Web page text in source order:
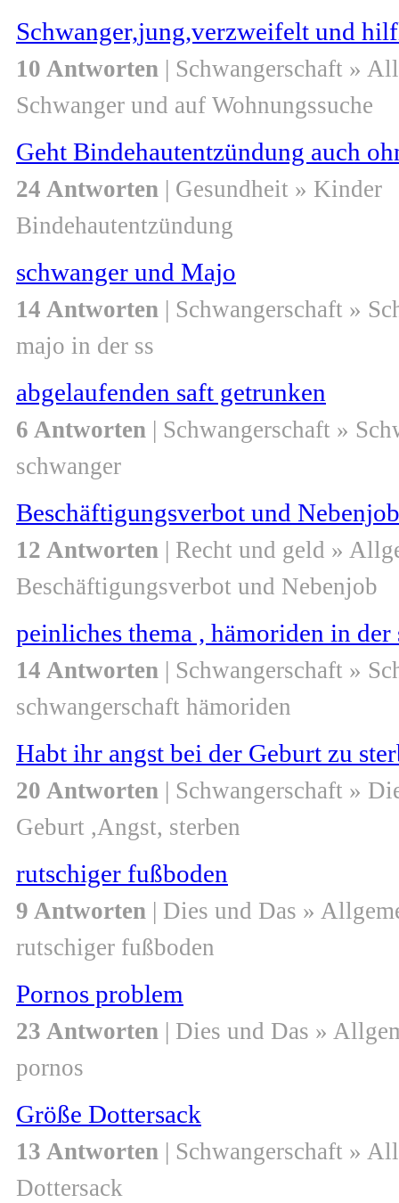
Schwanger,jung,verzweifelt und
10 Antworten | Schwangerschaft »
Schwanger und auf Wohnungssuche
Geht Bindehautentzündung auch
24 Antworten | Gesundheit » Kinder
Bindehautentzündung
schwanger und Majo
14 Antworten | Schwangerschaft »
majo in der ss
abgelaufenden saft getrunken
6 Antworten | Schwangerschaft »
schwanger
Beschäftigungsverbot und
12 Antworten | Recht und geld »
Beschäftigungsverbot und Nebenjob
peinliches thema , hämoriden in der
14 Antworten | Schwangerschaft »
schwangerschaft hämoriden
Habt ihr angst bei der Geburt zu
20 Antworten | Schwangerschaft »
Geburt ,Angst, sterben
rutschiger fußboden
9 Antworten | Dies und Das »
rutschiger fußboden
Pornos problem
23 Antworten | Dies und Das »
pornos
Größe Dottersack
13 Antworten | Schwangerschaft »
Dottersack